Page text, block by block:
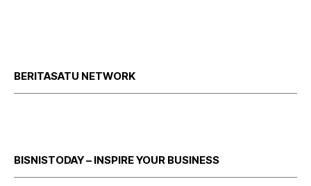
BERITASATU NETWORK
BISNISTODAY – INSPIRE YOUR BUSINESS